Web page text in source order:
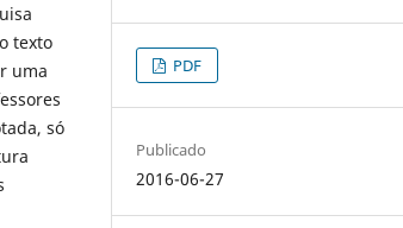
texto
uma
só
PDF
Publicado
2016-06-27